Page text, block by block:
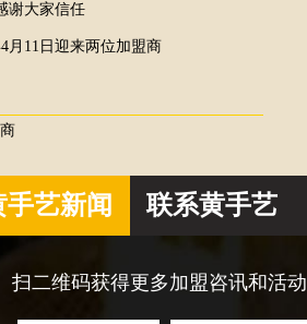
谢大家信任
月11日迎来两位加盟商
手艺新闻 联系黄手艺
扫二维码获得更多加盟咨讯和活动